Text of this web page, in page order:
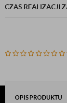
CZAS REALIZACJI
OPIS PRODUKTU